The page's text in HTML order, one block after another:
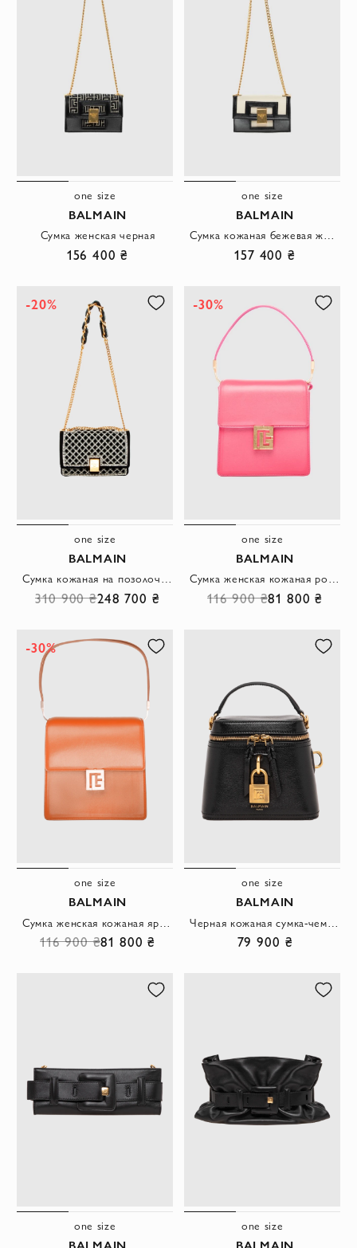
one size
BALMAIN
Сумка женская черная
156 400 ₴
one size
BALMAIN
Сумка кожаная бежевая женская
157 400 ₴
-20%
one size
BALMAIN
Сумка кожаная на позолоченной цепочке с магнитной кнопкой в жемчуге черная женская
310 900 ₴248 700 ₴
-30%
one size
BALMAIN
Сумка женская кожаная розовая квадратная
116 900 ₴81 800 ₴
-30%
one size
BALMAIN
116 900 ₴81 800 ₴
one size
BALMAIN
79 900 ₴
one size one size